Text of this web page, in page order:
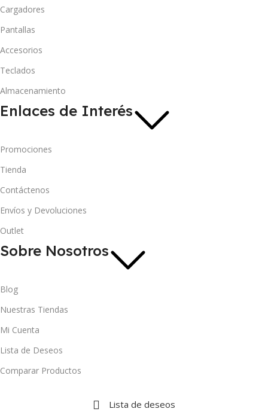
Cargadores
Pantallas
Accesorios
Teclados
Almacenamiento
Enlaces de Interés
Promociones
Tienda
Contáctenos
Envíos y Devoluciones
Outlet
Sobre Nosotros
Blog
Nuestras Tiendas
Mi Cuenta
Lista de Deseos
Comparar Productos
Lista de deseos